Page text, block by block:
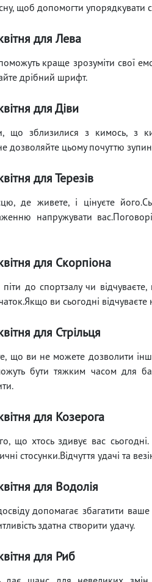
щоб допомогти упорядкувати
для Лева
краще зрозуміти свої
дрібний шрифт.
для Діви
що зблизилися з кимось, з
дозволяйте цьому почуттю
для Терезів
де живете, і цінуєте
напружувати
для Скорпіона
до спортзалу чи
ви сьогодні відчуваєте
для Стрільця
що ви не можете дозволити
бути тяжким часом для
для Козерога
що хтось здивує вас
стосунки.Відчуття удачі та
для Водолія
допомагає збагатити
здатна створити удачу.
для Риб